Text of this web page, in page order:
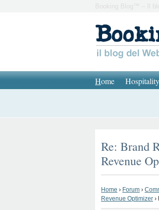
Booking Blog™ – Il
Home
Re: Brand
Revenue
Home › Forum ›
Revenue Optimizer ›